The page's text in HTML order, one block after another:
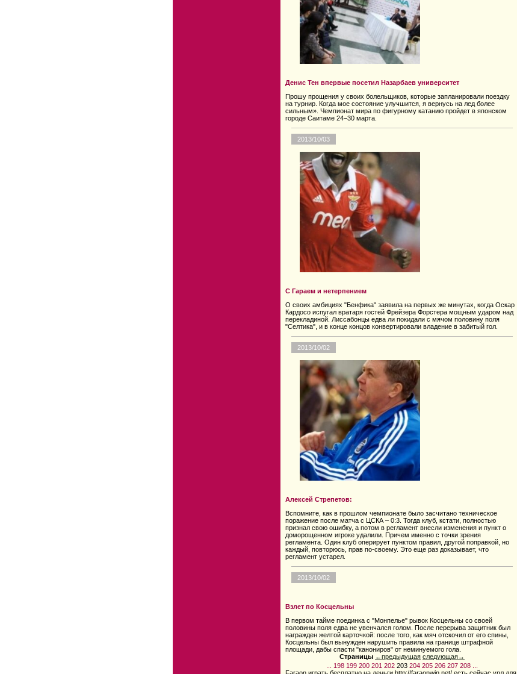
Денис Тен впервые посетил Назарбаев университет
Прошу прощения у своих болельщиков, которые запланировали поездку
на турнир. Когда мое состояние улучшится, я вернусь на лед более
сильным». Чемпионат мира по фигурному катанию пройдет в японском
городе Саитаме 24−30 марта.
2013/10/03
С Гараем и нетерпением
О своих амбициях "Бенфика" заявила на первых же минутах, когда Оскар
Кардосо испугал вратаря гостей Фрейзера Форстера мощным ударом над
перекладиной. Лиссабонцы едва ли покидали с мячом половину поля
"Селтика", и в конце концов конвертировали владение в забитый гол.
2013/10/02
Алексей Стрепетов:
Вспомните, как в прошлом чемпионате было засчитано техническое
поражение после матча с ЦСКА – 0:3. Тогда клуб, кстати, полностью
признал свою ошибку, а потом в регламент внесли изменения и пункт о
доморощенном игроке удалили. Причем именно с точки зрения
регламента. Один клуб оперирует пунктом правил, другой поправкой, но
каждый, повторюсь, прав по-своему. Это еще раз доказывает, что
регламент устарел.
2013/10/02
Взлет по Косцельны
В первом тайме поединка с "Монпелье" рывок Косцельны со своей
половины поля едва не увенчался голом. После перерыва защитник был
награжден желтой карточкой: после того, как мяч отскочил от его спины,
Косцельны был вынужден нарушить правила на границе штрафной
площади, дабы спасти "канониров" от неминуемого гола.
Страницы ←предыдущая следующая→
198 199 200 201 202 203 204 205 206 207 208